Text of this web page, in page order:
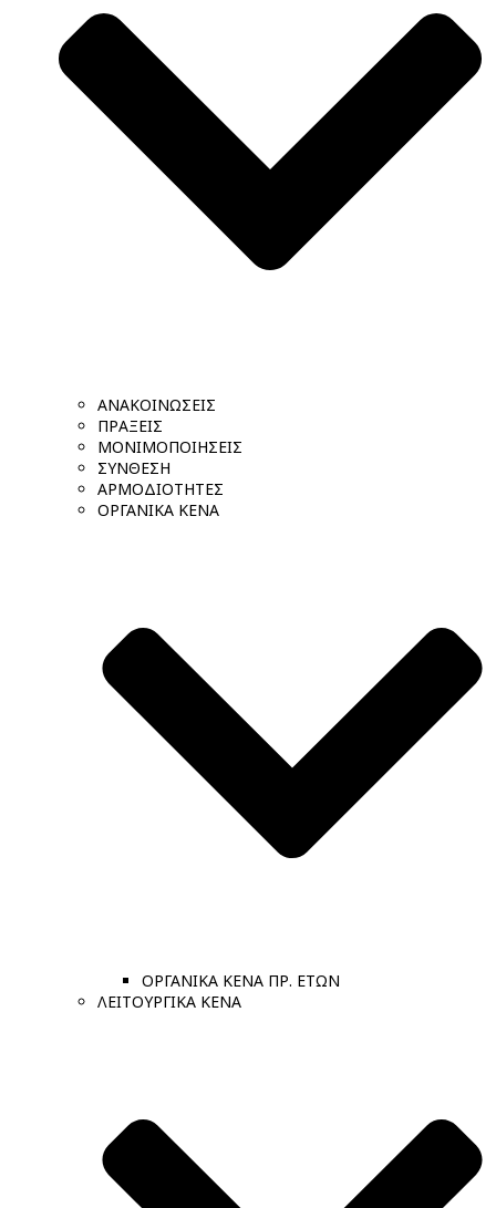
ΑΝΑΚΟΙΝΩΣΕΙΣ
ΠΡΑΞΕΙΣ
ΜΟΝΙΜΟΠΟΙΗΣΕΙΣ
ΣΥΝΘΕΣΗ
ΑΡΜΟΔΙΟΤΗΤΕΣ
ΟΡΓΑΝΙΚΑ ΚΕΝΑ
ΟΡΓΑΝΙΚΑ ΚΕΝΑ ΠΡ. ΕΤΩΝ
ΛΕΙΤΟΥΡΓΙΚΑ ΚΕΝΑ